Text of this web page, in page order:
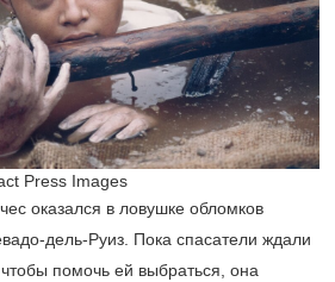
Press Images
оказался в ловушке обломков
дель-Руиз. Пока спасатели ждали
помочь ей выбраться, она